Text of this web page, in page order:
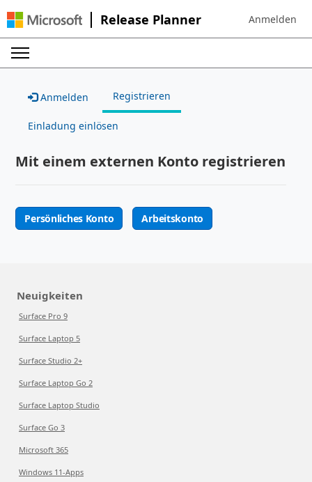
Release Planner Sign in to
Anmelden
Anmelden Registrieren
Einladung einlösen
Mit einem externen Konto registrieren
Persönliches Konto Arbeitskonto
Neuigkeiten
Surface Pro 9
Surface Laptop 5
Surface Studio 2+
Surface Laptop Go 2
Surface Laptop Studio
Surface Go 3
Microsoft 365
Windows 11-Apps